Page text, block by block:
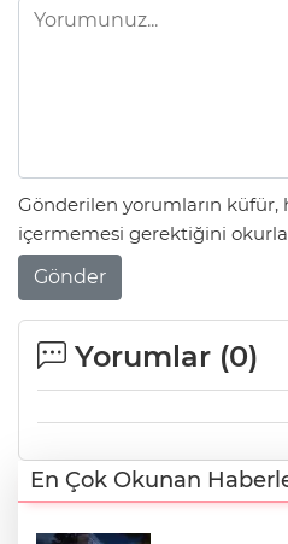
Gönderilen yorumların küfür,
içermemesi gerektiğini
Gönder
Yorumlar (0)
En Çok Okunan